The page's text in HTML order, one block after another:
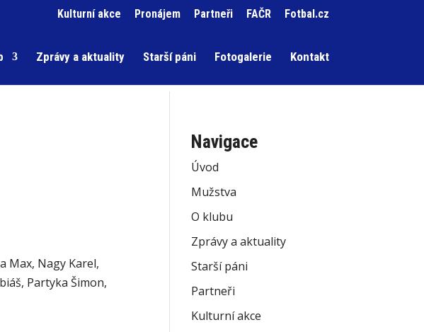
Kulturní akce Pronájem Partneři FAČR Fotbal.cz
Zprávy a aktuality Starší páni Fotogalerie Kontakt
Max, Nagy Karel,
Partyka Šimon,
Navigace
Úvod
Mužstva
O klubu
Zprávy a aktuality
Starší páni
Partneři
Kulturní akce